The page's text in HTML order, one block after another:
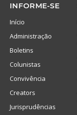
INFORME-SE
Início
Administração
Boletins
Colunistas
Convivência
Creators
Jurisprudências